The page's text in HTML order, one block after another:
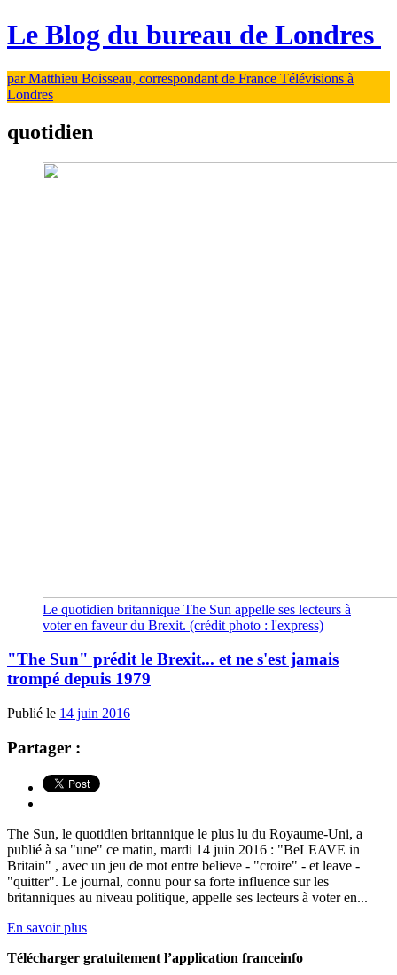
Le Blog du bureau de Londres
par Matthieu Boisseau, correspondant de France Télévisions à
Londres
quotidien
Le quotidien britannique The Sun appelle ses lecteurs à
voter en faveur du Brexit. (crédit photo : l'express)
"The Sun" prédit le Brexit... et ne s'est jamais
trompé depuis 1979
Publié le 14 juin 2016
Partager :
The Sun, le quotidien britannique le plus lu du Royaume-Uni, a
publié à sa "une" ce matin, mardi 14 juin 2016 : "BeLEAVE in
Britain" , avec un jeu de mot entre believe - "croire" - et leave -
"quitter". Le journal, connu pour sa forte influence sur les
britanniques au niveau politique, appelle ses lecteurs à voter en...
En savoir plus
Télécharger gratuitement l’application franceinfo